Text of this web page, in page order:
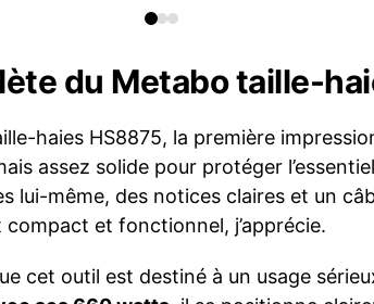
du Metabo taille-
haies HS8875, la première
assez solide pour protéger
lui-même, des notices claires et un
compact et fonctionnel, j’apprécie.
cet outil est destiné à un usage